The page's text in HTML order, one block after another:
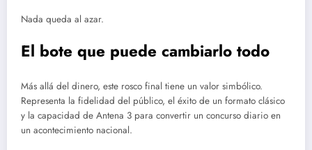
Nada queda al azar.
El bote que puede cambiarlo todo
Más allá del dinero, este rosco final tiene un valor simbólico.
Representa la fidelidad del público, el éxito de un formato clásico
y la capacidad de Antena 3 para convertir un concurso diario en
un acontecimiento nacional.